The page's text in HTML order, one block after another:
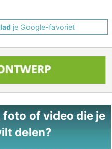
je Google-favoriet
foto of video die je
delen?